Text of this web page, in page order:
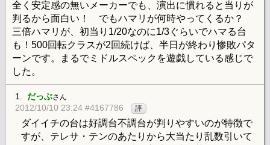
全く安定感の無いメーカーでも、演出に慣れると当りが
判るから面白い！ でもハマリが何時やってくるか？
三倍ハマリが、初当り1/20なのに1/3ぐらいでハマる台
も！500回転クラスが2回続けば、半日が終わり惨敗パタ
ーンです。まるでミドルスペックを遊戯している感じで
した。
1. だっぶさん
2012/10/10 23:24 #4167786 評
ダイイチの台は好調台不調台が判りやすいのが特徴で
すが、テレサ・テンのあたりから大当たり乱数引いて